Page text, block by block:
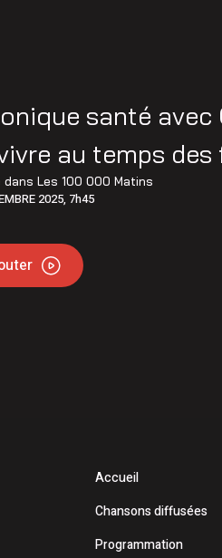
de Carignan
santé mentale
concertée en sécurité nautique
candidature pour le poste de
au Québec
santé
au temps des
dansLes 100 000 Matins
2025, 7h45
Accueil
Chansons diffusées
Programmation